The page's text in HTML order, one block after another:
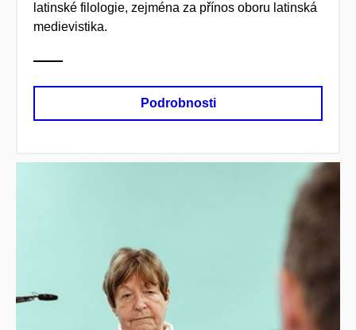
latinské filologie, zejména za přínos oboru latinská
medievistika.
Podrobnosti